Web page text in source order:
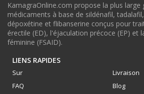
KamagraOnline.com propose la plus large
médicaments à base de sildénafil,
dépoxétine et flibanserine conçus pour
érectile (ED), l'éjaculation précoce (EP) et
féminine (FSAID).
LIENS RAPIDES
Sur
Livraison
FAQ
Blog